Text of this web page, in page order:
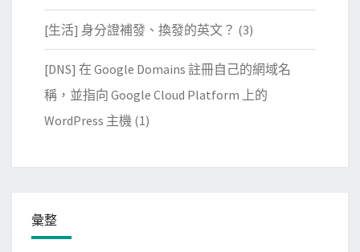
[生活] 身分證補發、換發的英文？ (3)
[DNS] 在 Google Domains 註冊自己的網域名
稱，並指向 Google Cloud Platform 上的
WordPress 主機 (1)
彙整